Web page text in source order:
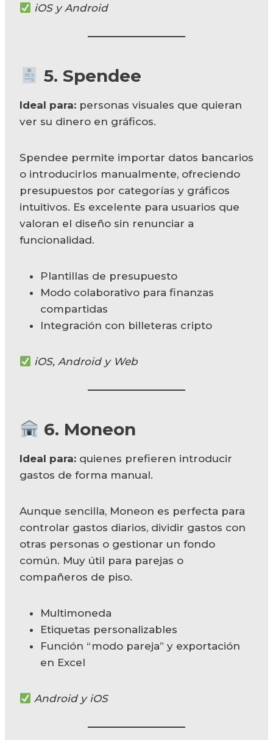
iOS y Android
5. Spendee
Ideal para: personas visuales que quieran
ver su dinero en gráficos.
Spendee permite importar datos bancarios
o introducirlos manualmente, ofreciendo
presupuestos por categorías y gráficos
intuitivos. Es excelente para usuarios que
valoran el diseño sin renunciar a
funcionalidad.
Plantillas de presupuesto
Modo colaborativo para finanzas
compartidas
Integración con billeteras cripto
iOS, Android y Web
6. Moneon
Ideal para: quienes prefieren introducir
gastos de forma manual.
Aunque sencilla, Moneon es perfecta para
controlar gastos diarios, dividir gastos con
otras personas o gestionar un fondo
común. Muy útil para parejas o
compañeros de piso.
Multimoneda
Etiquetas personalizables
Función “modo pareja” y exportación
en Excel
Android y iOS